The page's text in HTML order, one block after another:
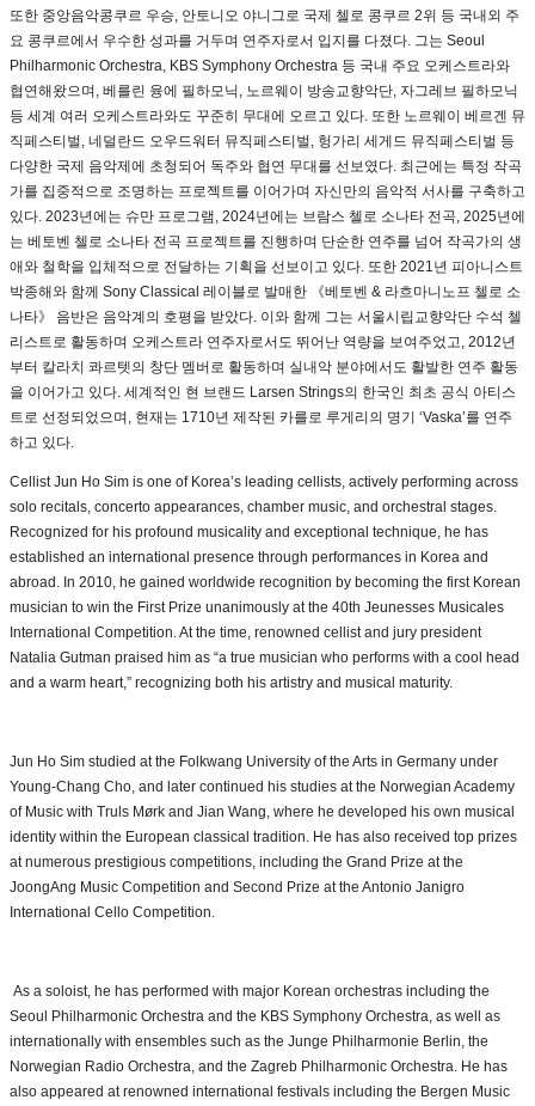
또한 중앙음악콩쿠르 우승, 안토니오 야니그로 국제 첼로 콩쿠르 2위 등 국내외 주
요 콩쿠르에서 우수한 성과를 거두며 연주자로서 입지를 다졌다. 그는 Seoul
Philharmonic Orchestra, KBS Symphony Orchestra 등 국내 주요 오케스트라와
협연해왔으며, 베를린 융에 필하모닉, 노르웨이 방송교향악단, 자그레브 필하모닉
등 세계 여러 오케스트라와도 꾸준히 무대에 오르고 있다. 또한 노르웨이 베르겐 뮤
직페스티벌, 네덜란드 오우드워터 뮤직페스티벌, 헝가리 세게드 뮤직페스티벌 등
다양한 국제 음악제에 초청되어 독주와 협연 무대를 선보였다. 최근에는 특정 작곡
가를 집중적으로 조명하는 프로젝트를 이어가며 자신만의 음악적 서사를 구축하고
있다. 2023년에는 슈만 프로그램, 2024년에는 브람스 첼로 소나타 전곡, 2025년에
는 베토벤 첼로 소나타 전곡 프로젝트를 진행하며 단순한 연주를 넘어 작곡가의 생
애와 철학을 입체적으로 전달하는 기획을 선보이고 있다. 또한 2021년 피아니스트
박종해와 함께 Sony Classical 레이블로 발매한 《베토벤 & 라흐마니노프 첼로 소
나타》 음반은 음악계의 호평을 받았다. 이와 함께 그는 서울시립교향악단 수석 첼
리스트로 활동하며 오케스트라 연주자로서도 뛰어난 역량을 보여주었고, 2012년
부터 칼라치 콰르텟의 창단 멤버로 활동하며 실내악 분야에서도 활발한 연주 활동
을 이어가고 있다. 세계적인 현 브랜드 Larsen Strings의 한국인 최초 공식 아티스
트로 선정되었으며, 현재는 1710년 제작된 카를로 루게리의 명기 ‘Vaska’를 연주
하고 있다.
Cellist Jun Ho Sim is one of Korea’s leading cellists, actively performing across
solo recitals, concerto appearances, chamber music, and orchestral stages.
Recognized for his profound musicality and exceptional technique, he has
established an international presence through performances in Korea and
abroad. In 2010, he gained worldwide recognition by becoming the first Korean
musician to win the First Prize unanimously at the 40th Jeunesses Musicales
International Competition. At the time, renowned cellist and jury president
Natalia Gutman praised him as “a true musician who performs with a cool head
and a warm heart,” recognizing both his artistry and musical maturity.
Jun Ho Sim studied at the Folkwang University of the Arts in Germany under
Young-Chang Cho, and later continued his studies at the Norwegian Academy
of Music with Truls Mørk and Jian Wang, where he developed his own musical
identity within the European classical tradition. He has also received top prizes
at numerous prestigious competitions, including the Grand Prize at the
JoongAng Music Competition and Second Prize at the Antonio Janigro
International Cello Competition.
As a soloist, he has performed with major Korean orchestras including the
Seoul Philharmonic Orchestra and the KBS Symphony Orchestra, as well as
internationally with ensembles such as the Junge Philharmonie Berlin, the
Norwegian Radio Orchestra, and the Zagreb Philharmonic Orchestra. He has
also appeared at renowned international festivals including the Bergen Music